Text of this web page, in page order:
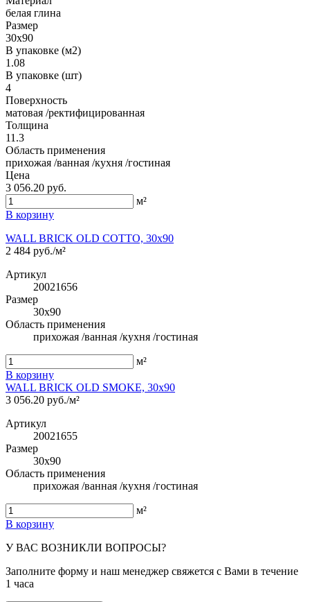
белая глина
Размер
30x90
В упаковке (м2)
1.08
В упаковке (шт)
4
Поверхность
матовая /ректифицированная
Толщина
11.3
Область применения
прихожая /ванная /кухня /гостиная
Цена
3 056.20 руб.
м²
В корзину
WALL BRICK OLD COTTO, 30x90
2 484 руб./м²
Артикул
20021656
Размер
30x90
Область применения
прихожая /ванная /кухня /гостиная
м²
В корзину
WALL BRICK OLD SMOKE, 30x90
3 056.20 руб./м²
Артикул
20021655
Размер
30x90
Область применения
прихожая /ванная /кухня /гостиная
м²
В корзину
У ВАС ВОЗНИКЛИ ВОПРОСЫ?
Заполните форму и наш менеджер свяжется с Вами в течение
1 часа